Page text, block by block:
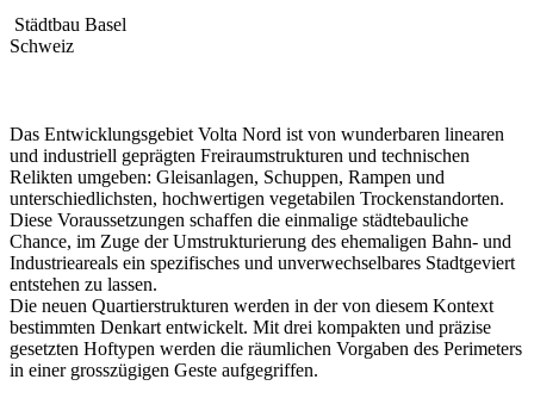
Städtbau Basel
Schweiz
Das Entwicklungsgebiet Volta Nord ist von wunderbaren linearen
und industriell geprägten Freiraumstrukturen und technischen
Relikten umgeben: Gleisanlagen, Schuppen, Rampen und
unterschiedlichsten, hochwertigen vegetabilen Trockenstandorten.
Diese Voraussetzungen schaffen die einmalige städtebauliche
Chance, im Zuge der Umstrukturierung des ehemaligen Bahn- und
Industrieareals ein spezifisches und unverwechselbares Stadtgeviert
entstehen zu lassen.
Die neuen Quartierstrukturen werden in der von diesem Kontext
bestimmten Denkart entwickelt. Mit drei kompakten und präzise
gesetzten Hoftypen werden die räumlichen Vorgaben des Perimeters
in einer grosszügigen Geste aufgegriffen.